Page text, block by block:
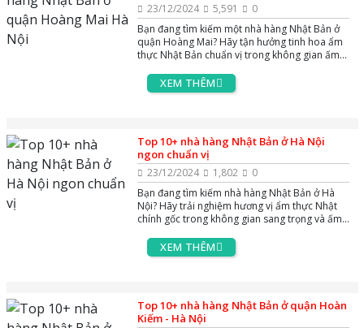
23/12/2024 5,591
0
Bạn đang tìm kiếm một nhà hàng Nhật Bản ở
quận Hoàng Mai? Hãy tận hưởng tinh hoa ẩm
thực Nhật Bản chuẩn vị trong không gian ấm
XEM THÊM
Top 10+ nhà hàng Nhật Bản ở Hà Nội
ngon chuẩn vị
23/12/2024 1,802
0
Bạn đang tìm kiếm nhà hàng Nhật Bản ở Hà
Nội? Hãy trải nghiệm hương vị ẩm thực Nhật
chính gốc trong không gian sang trọng và ấm
tại Hà Nội? Hãy trải nghiệm hương vị ẩm thực
Nhật chính gốc trong không gian sang trọng và
XEM THÊM
Top 10+ nhà hàng Nhật Bản ở quận Hoàn
Kiếm - Hà Nội